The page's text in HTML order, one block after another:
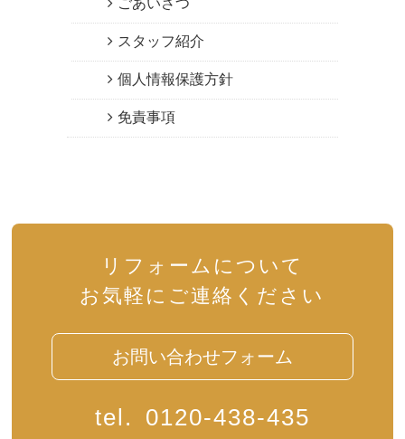
ごあいさつ
スタッフ紹介
個人情報保護方針
免責事項
リフォームについて
お気軽にご連絡ください
お問い合わせフォーム
tel. 0120-438-435